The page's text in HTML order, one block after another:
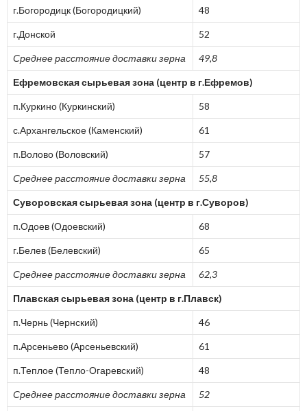
г.Богородицк (Богородицкий) 48
г.Донской 52
Среднее расстояние доставки зерна 49,8
Ефремовская сырьевая зона (центр в г.Ефремов)
п.Куркино (Куркинский) 58
с.Архангельское (Каменский) 61
п.Волово (Воловский) 57
Среднее расстояние доставки зерна 55,8
Суворовская сырьевая зона (центр в г.Суворов)
п.Одоев (Одоевский) 68
г.Белев (Белевский) 65
Среднее расстояние доставки зерна 62,3
Плавская сырьевая зона (центр в г.Плавск)
п.Чернь (Чернский) 46
п.Арсеньево (Арсеньевский) 61
п.Теплое (Тепло-Огаревский) 48
Среднее расстояние доставки зерна 52